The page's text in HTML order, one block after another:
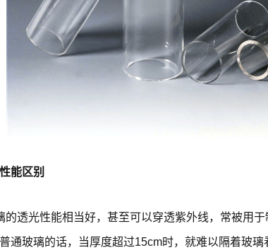
能区别
的透光性能相当好，甚至可以穿透紫外线，常被用
通玻璃的话，当厚度超过15cm时，就难以隔着玻